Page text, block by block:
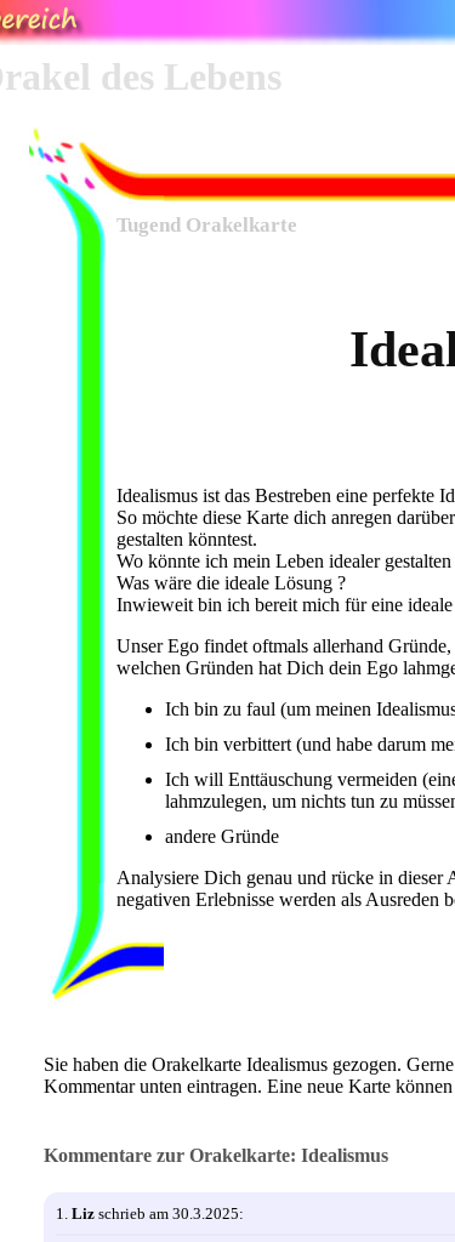
des Lebens
Tugend Orakelkarte
Idealismus ist das Bestreben eine perfekte
So möchte diese Karte dich anregen
gestalten könntest.
Wo könnte ich mein Leben idealer gestalten
Was wäre die ideale Lösung ?
Inwieweit bin ich bereit mich für eine
Unser Ego findet oftmals allerhand
welchen Gründen hat Dich dein Ego
Ich bin zu faul (um meinen
Ich bin verbittert (und habe darum
Ich will Enttäuschung vermeiden
lahmzulegen, um nichts tun zu
andere Gründe
Analysiere Dich genau und rücke in dieser
negativen Erlebnisse werden als Ausreden
Sie haben die Orakelkarte Idealismus gezogen.
Kommentar unten eintragen. Eine neue Karte
Kommentare zur Orakelkarte: Idealismus
1. Liz schrieb am 30.3.2025: